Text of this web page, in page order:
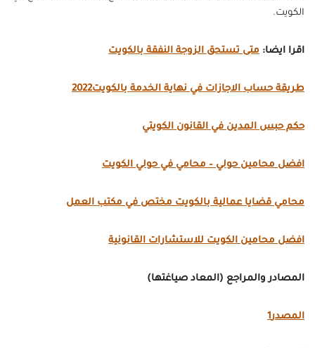
الكويت.
اقرا ايضا: متى تستحق الزوجة النفقة بالكويت
طريقة حساب الاجازات في نهاية الخدمة بالكويت2022
حكم حبس المدين في القانون الكويتي
افضل محامين حولي – محامي في حولي الكويت
محامي قضايا عمالية بالكويت مختص في مكتب العمل
افضل محامين الكويت للاستشارات القانونية
المصادر والمراجع (المعاد صياغتها)
المصدر1